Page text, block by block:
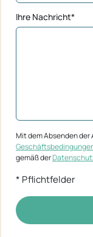
Ihre Nachricht*
Mit dem Absenden
gemäß der
* Pflichtfelder